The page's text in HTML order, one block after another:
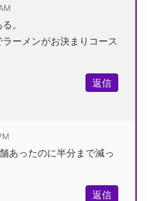
。
ーメンがお決まりコース
返信
あったのに半分まで減っ
返信